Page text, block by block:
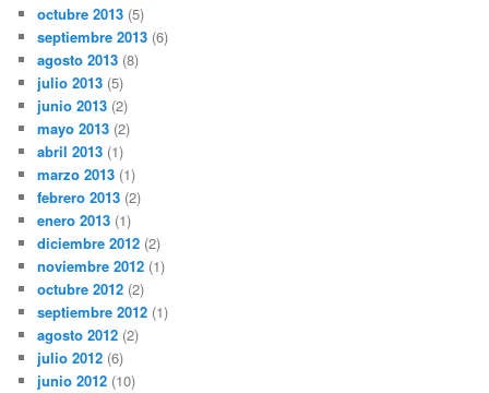
octubre 2013 (5)
septiembre 2013 (6)
agosto 2013 (8)
julio 2013 (5)
junio 2013 (2)
mayo 2013 (2)
abril 2013 (1)
marzo 2013 (1)
febrero 2013 (2)
enero 2013 (1)
diciembre 2012 (2)
noviembre 2012 (1)
octubre 2012 (2)
septiembre 2012 (1)
agosto 2012 (2)
julio 2012 (6)
junio 2012 (10)